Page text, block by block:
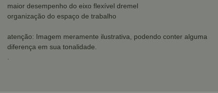
maior desempenho do eixo flexível dremel
organização do espaço de trabalho
atenção: Imagem meramente ilustrativa, podendo conter alguma
diferença em sua tonalidade.